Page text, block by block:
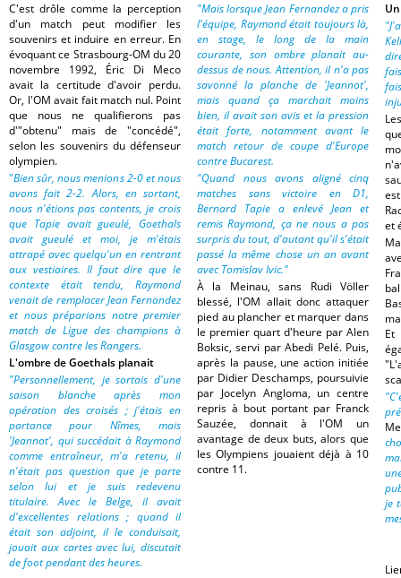
C'est drôle comme la perception
d'un match peut modifier les
souvenirs et induire en erreur. En
évoquant ce Strasbourg-OM du 20
novembre 1992, Éric Di Meco
avait la certitude d'avoir perdu.
Or, l'OM avait fait match nul. Point
que nous ne qualifierons pas
d'"obtenu" mais de "concédé",
selon les souvenirs du défenseur
olympien.
"Bien sûr, nous menions 2-0 et nous
avons fait 2-2. Alors, en sortant,
nous n'étions pas contents, je crois
que Tapie avait gueulé, Goethals
avait gueulé et moi, je m'étais
attrapé avec quelqu'un en rentrant
aux vestiaires. Il faut dire que le
contexte était tendu, Raymond
venait de remplacer Jean Fernandez
et nous préparions notre premier
match de Ligue des champions à
Glasgow contre les Rangers.
L'ombre de Goethals planait
"Personnellement, je sortais d'une
saison blanche après mon
opération des croisés ; j'étais en
partance pour Nîmes, mais
'Jeannot', qui succédait à Raymond
comme entraîneur, m'a retenu, il
n'était pas question que je parte
selon lui et je suis redevenu
titulaire. Avec le Belge, il avait
d'excellentes relations ; quand il
était son adjoint, il le conduisait,
jouait aux cartes avec lui, discutait
de foot pendant des heures.
"Mais lorsque Jean Fernandez a pris
l'équipe, Raymond était toujours là,
en stage, le long de la main
courante, son ombre planait au-
dessus de nous. Attention, il n'a pas
savonné la planche de 'Jeannot',
mais quand ça marchait moins
bien, il avait son avis et la pression
était forte, notamment avant le
match retour de coupe d'Europe
contre Bucarest.
"Quand nous avons aligné cinq
matches sans victoire en D1,
Bernard Tapie a enlevé Jean et
remis Raymond, ça ne nous a pas
surpris du tout, d'autant qu'il s'était
passé la même chose un an avant
avec Tomislav Ivic."
À la Meinau, sans Rudi Völler
blessé, l'OM allait donc attaquer
pied au plancher et marquer dans
le premier quart d'heure par Alen
Boksic, servi par Abedi Pelé. Puis,
après la pause, une action initiée
par Didier Deschamps, poursuivie
par Jocelyn Angloma, un centre
repris à bout portant par Franck
Sauzée, donnait à l'OM un
avantage de deux buts, alors que
les Olympiens jouaient déjà à 10
contre 11.
et
Et
je